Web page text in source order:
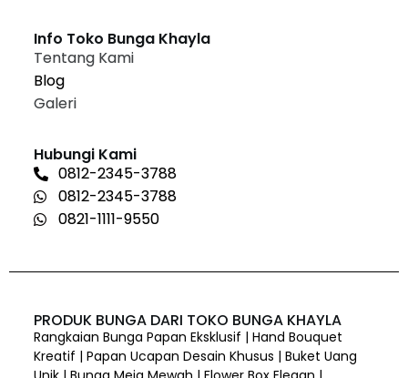
Info Toko Bunga Khayla
Tentang Kami
Blog
Galeri
Hubungi Kami
0812-2345-3788
0812-2345-3788
0821-1111-9550
PRODUK BUNGA DARI TOKO BUNGA KHAYLA
Rangkaian Bunga Papan Eksklusif | Hand Bouquet
Kreatif | Papan Ucapan Desain Khusus | Buket Uang